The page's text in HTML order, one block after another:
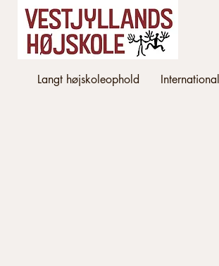
Langt højskoleophold International